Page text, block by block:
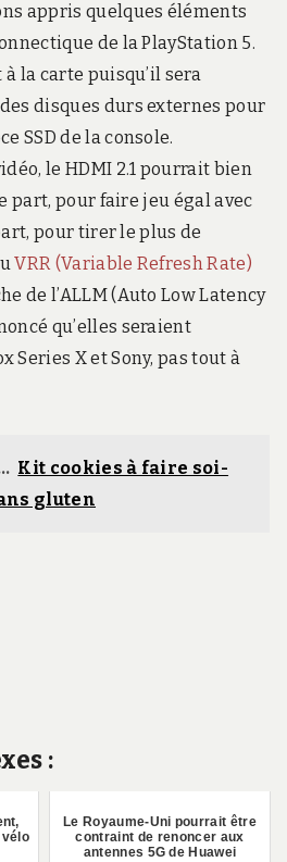
appris quelques éléments
de la PlayStation 5.
la carte puisqu’il sera
disques durs externes pour
SSD de la console.
le HDMI 2.1 pourrait bien
part, pour faire jeu égal avec
pour tirer le plus de
VRR (Variable Refresh Rate)
de l’ALLM (Auto Low Latency
qu’elles seraient
Series X et Sony, pas tout à
Kit cookies à faire soi-
gluten
:
Le Royaume-Uni pourrait être
contraint de renoncer aux
antennes 5G de Huawei